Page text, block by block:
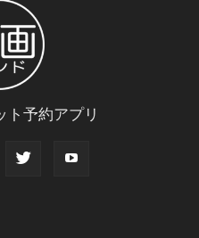
ト予約アプリ